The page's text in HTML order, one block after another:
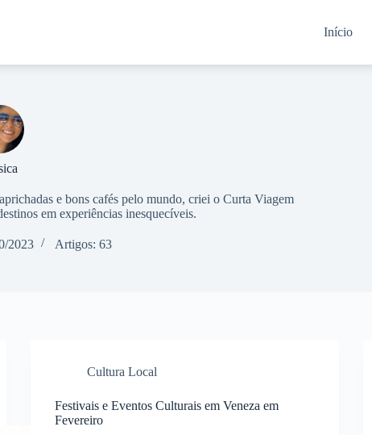
Início
e bons cafés pelo mundo, criei o Curta Viagem
em experiências inesquecíveis.
2023 Artigos: 63
Cultura Local
Festivais e Eventos Culturais em Veneza em
Fevereiro